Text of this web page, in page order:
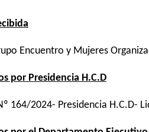
Encuentro y Mujeres
por Presidencia H.C.D
164/2024- Presidencia H.C.D-